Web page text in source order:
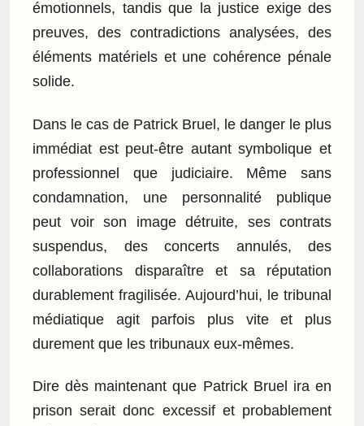
émotionnels, tandis que la justice exige des
preuves, des contradictions analysées, des
éléments matériels et une cohérence pénale
solide.
Dans le cas de Patrick Bruel, le danger le plus
immédiat est peut-être autant symbolique et
professionnel que judiciaire. Même sans
condamnation, une personnalité publique
peut voir son image détruite, ses contrats
suspendus, des concerts annulés, des
collaborations disparaître et sa réputation
durablement fragilisée. Aujourd’hui, le tribunal
médiatique agit parfois plus vite et plus
durement que les tribunaux eux-mêmes.
Dire dès maintenant que Patrick Bruel ira en
prison serait donc excessif et probablement